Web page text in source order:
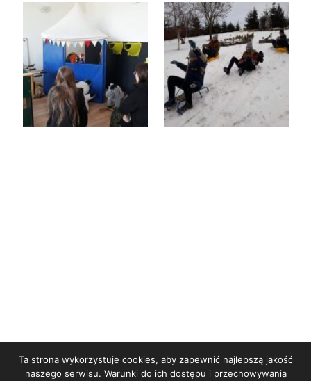
Ta strona wykorzystuje cookies, aby zapewnić najlepszą jakość
naszego serwisu. Warunki do ich dostępu i przechowywania
STRONA GŁÓWNA